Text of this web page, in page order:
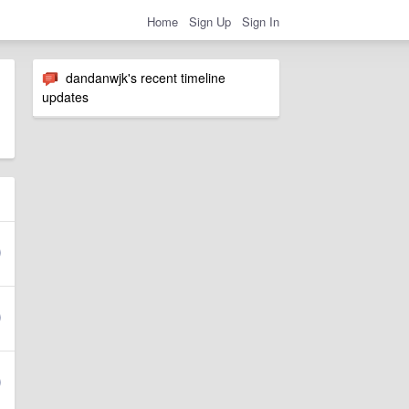
Home Sign Up Sign In
dandanwjk's recent timeline
updates